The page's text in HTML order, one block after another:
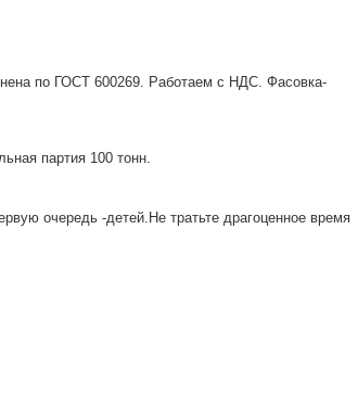
по ГОСТ 600269. Работаем с НДС. Фасовка-
партия 100 тонн.
очередь -детей.Не тратьте драгоценное время